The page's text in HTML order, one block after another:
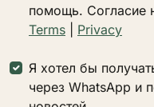
помощь. Согласие
Terms
Privacy
Я хотел бы
через WhatsApp и